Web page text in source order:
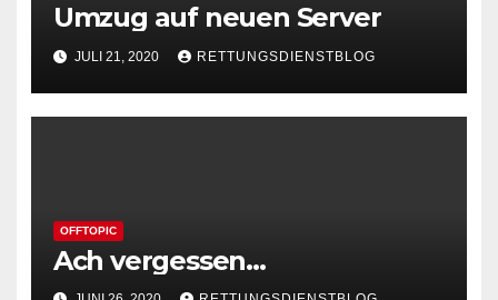
Umzug auf neuen Server
JULI 21, 2020 RETTUNGSDIENSTBLOG
OFFTOPIC
Ach vergessen…